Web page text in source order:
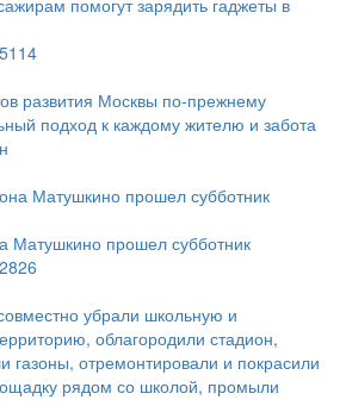
помогут зарядить гаджеты в
развития Москвы по-прежнему
подход к каждому жителю и забота
прошел субботник
убрали школьную и
облагородили стадион,
газоны, отремонтировали и покрасили
рядом со школой, промыли